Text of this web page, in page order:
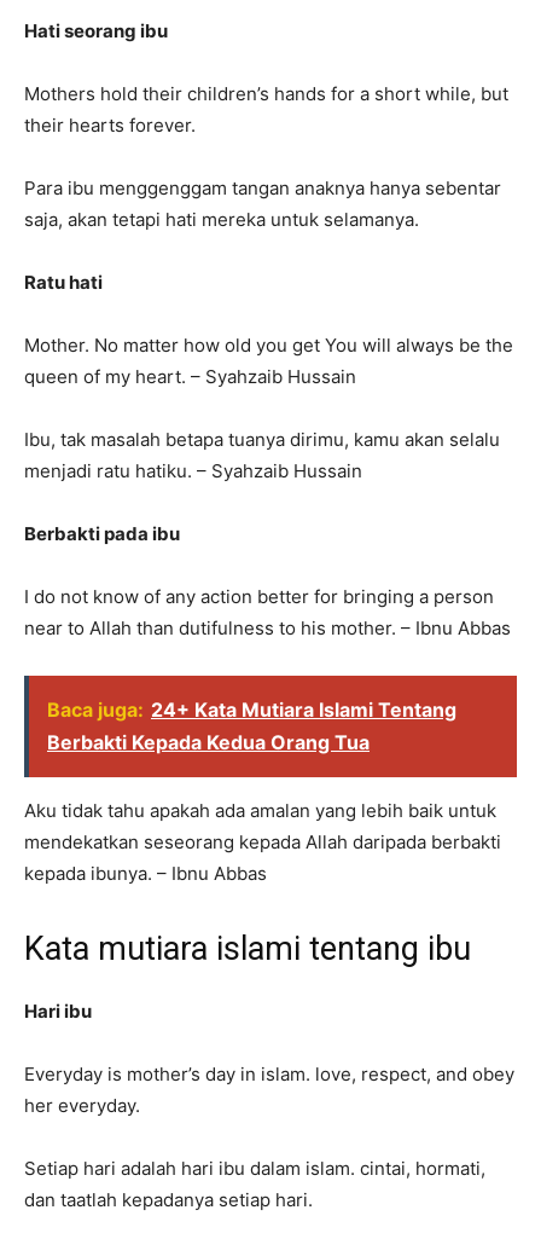
Hati seorang ibu
Mothers hold their children’s hands for a short while, but
their hearts forever.
Para ibu menggenggam tangan anaknya hanya sebentar
saja, akan tetapi hati mereka untuk selamanya.
Ratu hati
Mother. No matter how old you get You will always be the
queen of my heart. – Syahzaib Hussain
Ibu, tak masalah betapa tuanya dirimu, kamu akan selalu
menjadi ratu hatiku. – Syahzaib Hussain
Berbakti pada ibu
I do not know of any action better for bringing a person
near to Allah than dutifulness to his mother. – Ibnu Abbas
Baca juga: 24+ Kata Mutiara Islami Tentang
Berbakti Kepada Kedua Orang Tua
Aku tidak tahu apakah ada amalan yang lebih baik untuk
mendekatkan seseorang kepada Allah daripada berbakti
kepada ibunya. – Ibnu Abbas
Kata mutiara islami tentang ibu
Hari ibu
Everyday is mother’s day in islam. love, respect, and obey
her everyday.
Setiap hari adalah hari ibu dalam islam. cintai, hormati,
dan taatlah kepadanya setiap hari.